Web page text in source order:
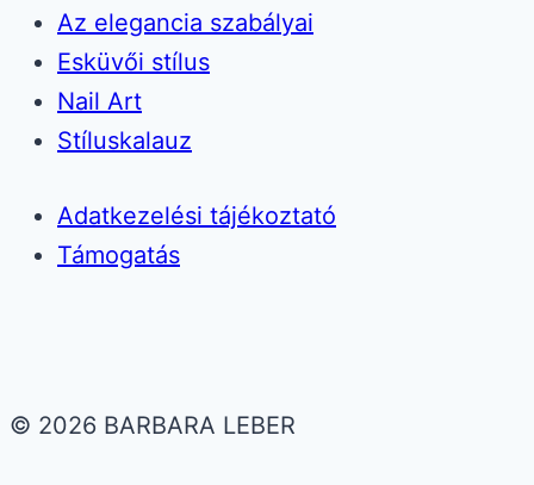
Az elegancia szabályai
Esküvői stílus
Nail Art
Stíluskalauz
Adatkezelési tájékoztató
Támogatás
© 2026 BARBARA LEBER